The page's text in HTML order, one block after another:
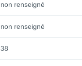
non renseigné
non renseigné
38